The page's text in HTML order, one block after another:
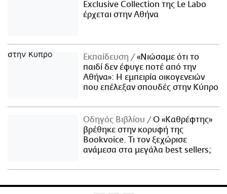
Exclusive Collection της Le Labo
έρχεται στην Αθήνα
Εκπαίδευση
«Νιώσαμε ότι το
παιδί δεν έφυγε ποτέ από την
Αθήνα»: Η εμπειρία οικογενειών
που επέλεξαν σπουδές στην Κύπρο
Οδηγός Βιβλίου
Ο «Καθρέφτης»
βρέθηκε στην κορυφή της
Bookvoice. Τι τον ξεχώρισε
ανάμεσα στα μεγάλα best sellers;